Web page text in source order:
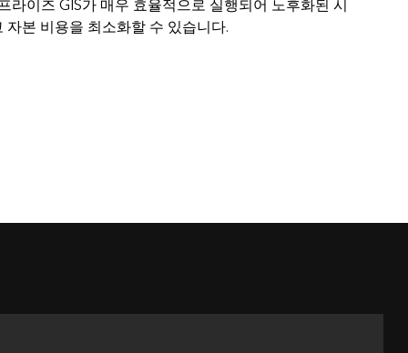
이즈 GIS가 매우 효율적으로 실행되어 노후화된 시
본 비용을 최소화할 수 있습니다.